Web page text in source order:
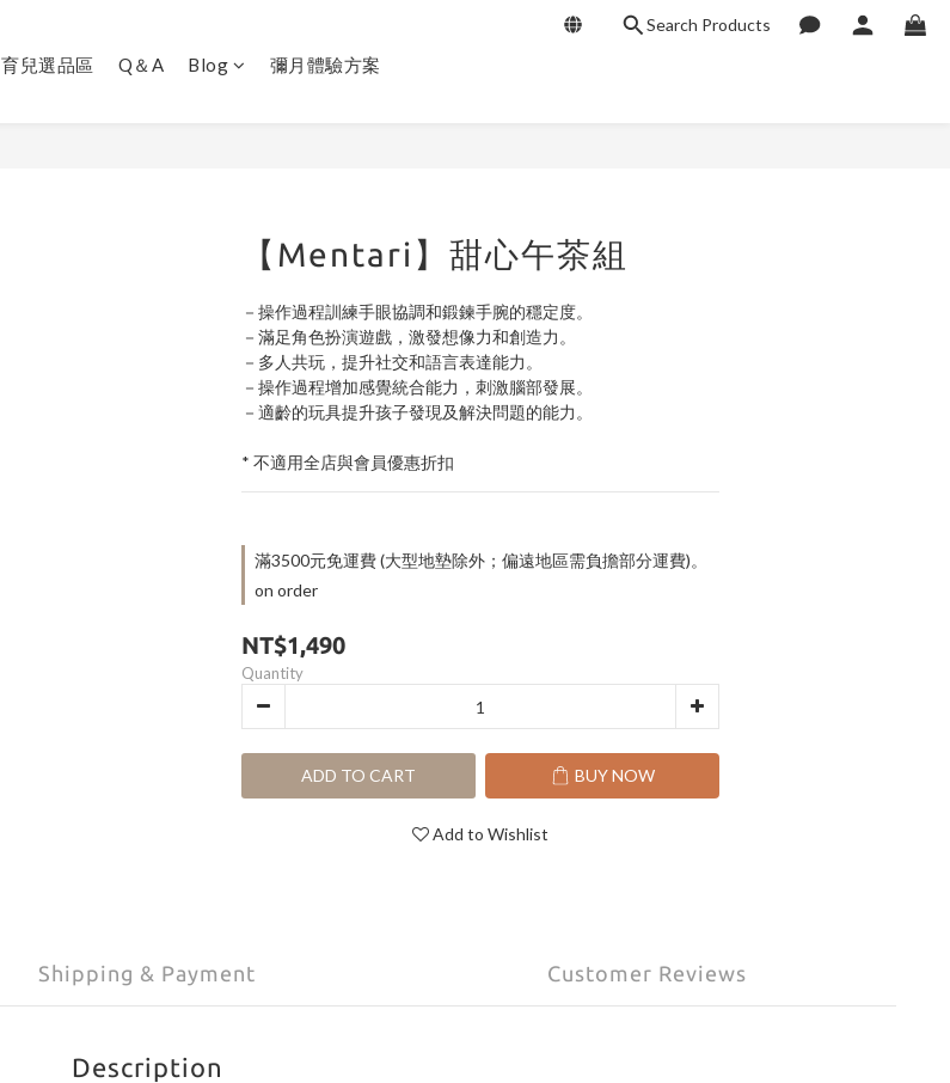
Search Products
育兒選品區 Q＆A Blog 彌月體驗方案
【Mentari】甜心午茶組
－操作過程訓練手眼協調和鍛鍊手腕的穩定度。
－滿足角色扮演遊戲，激發想像力和創造力。
－多人共玩，提升社交和語言表達能力。
－操作過程增加感覺統合能力，刺激腦部發展。
－適齡的玩具提升孩子發現及解決問題的能力。
* 不適用全店與會員優惠折扣
滿3500元免運費 (大型地墊除外；偏遠地區需負擔部分運費)。
on order
NT$1,490
Quantity
ADD TO CART BUY NOW
Add to Wishlist
Shipping & Payment Customer Reviews
Description